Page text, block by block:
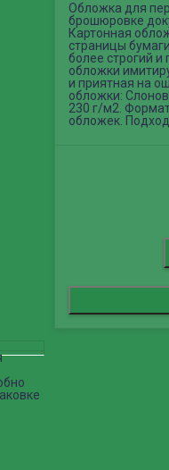
Обложка для
брошюровке
Картонная
страницы
более строгий
обложки
и приятная на
обложки:
230 г/м2.
обложек.